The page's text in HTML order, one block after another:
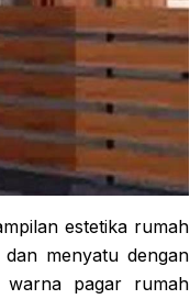
estetika rumah
menyatu dengan
warna pagar rumah